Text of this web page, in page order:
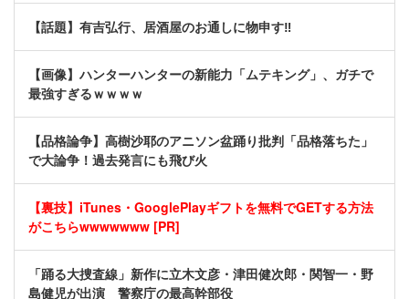
【話題】有吉弘行、居酒屋のお通しに物申す‼
【画像】ハンターハンターの新能力「ムテキング」、ガチで
最強すぎるｗｗｗｗ
【品格論争】高樹沙耶のアニソン盆踊り批判「品格落ちた」
で大論争！過去発言にも飛び火
【裏技】iTunes・GooglePlayギフトを無料でGETする方法
がこちらwwwwwww [PR]
「踊る大捜査線」新作に立木文彦・津田健次郎・関智一・野
島健児が出演 警察庁の最高幹部役